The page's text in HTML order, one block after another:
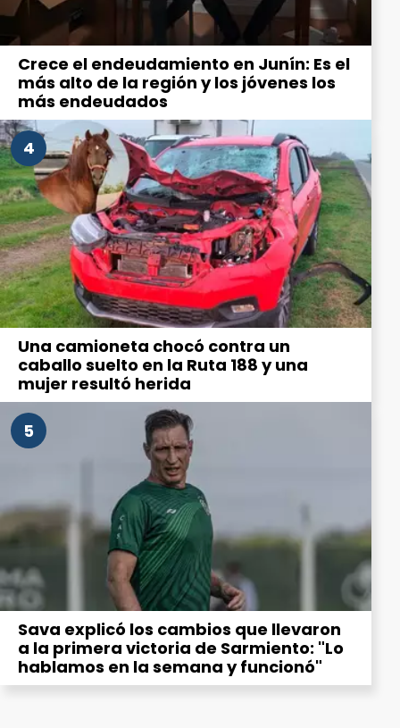
Crece el endeudamiento en Junín: Es el
más alto de la región y los jóvenes los
más endeudados
4
Una camioneta chocó contra un
caballo suelto en la Ruta 188 y una
mujer resultó herida
5
Sava explicó los cambios que llevaron
a la primera victoria de Sarmiento: "Lo
hablamos en la semana y funcionó"